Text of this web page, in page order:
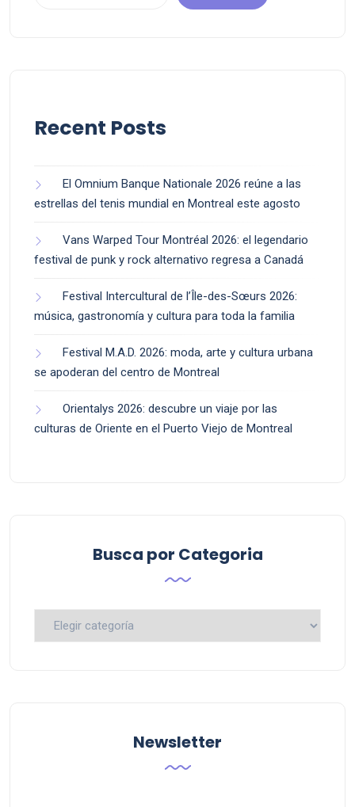
Recent Posts
El Omnium Banque Nationale 2026 reúne a las
estrellas del tenis mundial en Montreal este agosto
Vans Warped Tour Montréal 2026: el legendario
festival de punk y rock alternativo regresa a Canadá
Festival Intercultural de l’Île-des-Sœurs 2026:
música, gastronomía y cultura para toda la familia
Festival M.A.D. 2026: moda, arte y cultura urbana
se apoderan del centro de Montreal
Orientalys 2026: descubre un viaje por las
culturas de Oriente en el Puerto Viejo de Montreal
Busca por Categoria
Busca
Newsletter